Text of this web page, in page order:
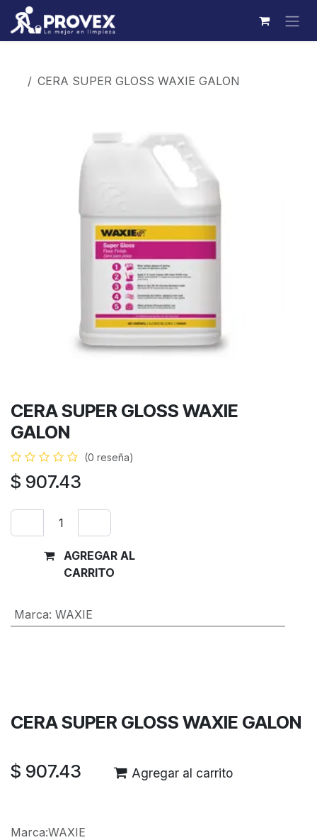
Ir al contenido
CERA SUPER GLOSS WAXIE GALON
CERA SUPER GLOSS WAXIE
GALON
(0 reseña)
$ 907.43
AGREGAR AL
CARRITO
Marca: WAXIE
CERA SUPER GLOSS WAXIE GALON
$ 907.43 Agregar al carrito
Marca:WAXIE